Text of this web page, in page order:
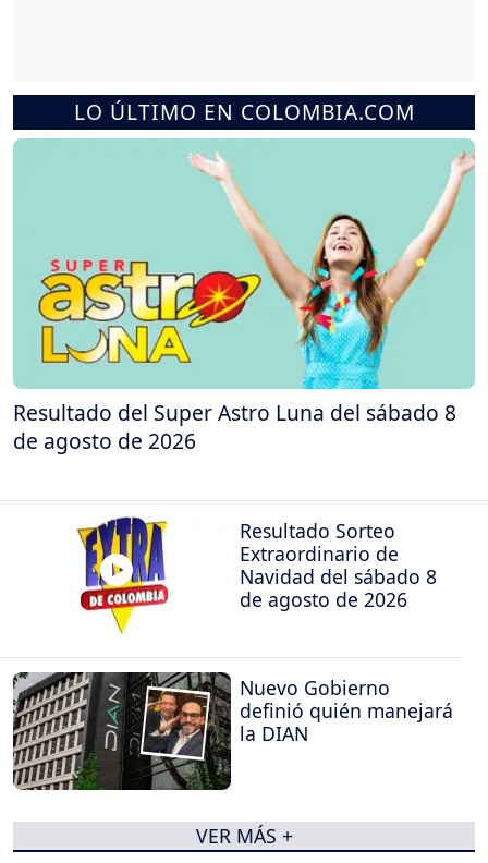
LO ÚLTIMO EN COLOMBIA.COM
Resultado del Super Astro Luna del sábado 8
de agosto de 2026
Resultado Sorteo
Extraordinario de
Navidad del sábado 8
de agosto de 2026
Nuevo Gobierno
definió quién manejará
la DIAN
VER MÁS +